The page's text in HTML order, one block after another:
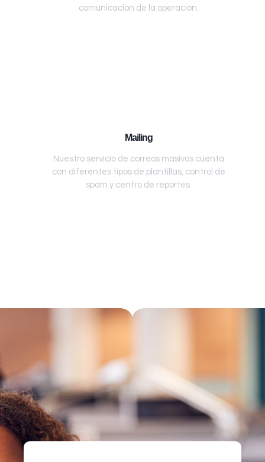
comunicación de la operación.
Mailing
Nuestro servicio de correos masivos cuenta
con diferentes tipos de plantillas, control de
spam y centro de reportes.